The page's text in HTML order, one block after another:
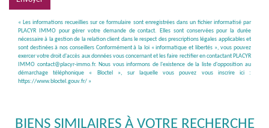
« Les informations recueillies sur ce formulaire sont enregistrées dans un fichier informatisé par
PLACYR IMMO pour gérer votre demande de contact. Elles sont conservées pour la durée
nécessaire à la gestion de la relation client dans le respect des prescriptions légales applicables et
sont destinées à nos conseillers Conformément à la loi « informatique et libertés », vous pouvez
exercer votre droit d'accès aux données vous concernant et les faire rectifier en contactant PLACYR
IMMO contact@placyr-immo.fr. Nous vous informons de l'existence de la liste d'opposition au
démarchage téléphonique « Bloctel », sur laquelle vous pouvez vous inscrire ici :
https://www.bloctel.gouv.fr/ »
BIENS SIMILAIRES À VOTRE RECHERCHE